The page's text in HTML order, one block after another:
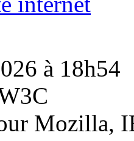
à 18h54
Mozilla,